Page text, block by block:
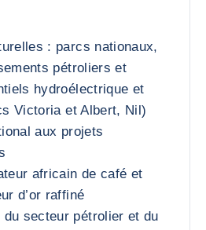
: parcs nationaux,
pétroliers et
hydroélectrique et
Victoria et Albert, Nil)
aux projets
africain de café et
d’or raffiné
du secteur pétrolier et du